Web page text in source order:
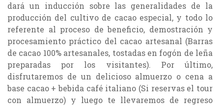
dará un inducción sobre las generalidades de la
producción del cultivo de cacao especial, y todo lo
referente al proceso de beneficio, demostración y
procesamiento práctico del cacao artesanal (Barras
de cacao 100% artesanales, tostadas en fogón de leña
preparadas por los visitantes). Por último,
disfrutaremos de un delicioso almuerzo o cena a
base cacao + bebida café italiano (Si reservas el tour
con almuerzo) y luego te llevaremos de regreso